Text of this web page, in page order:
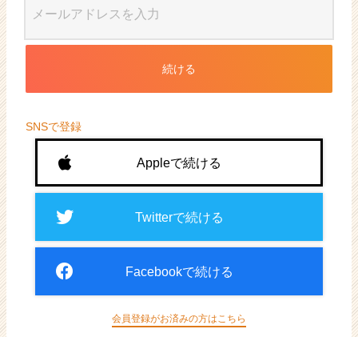
ス
カ
ウ
届
活
サ
ト
ア
キ
リ
ア
続ける
SNSで登録
Appleで続ける
Twitterで続ける
Facebookで続ける
会員登録がお済みの方はこちら